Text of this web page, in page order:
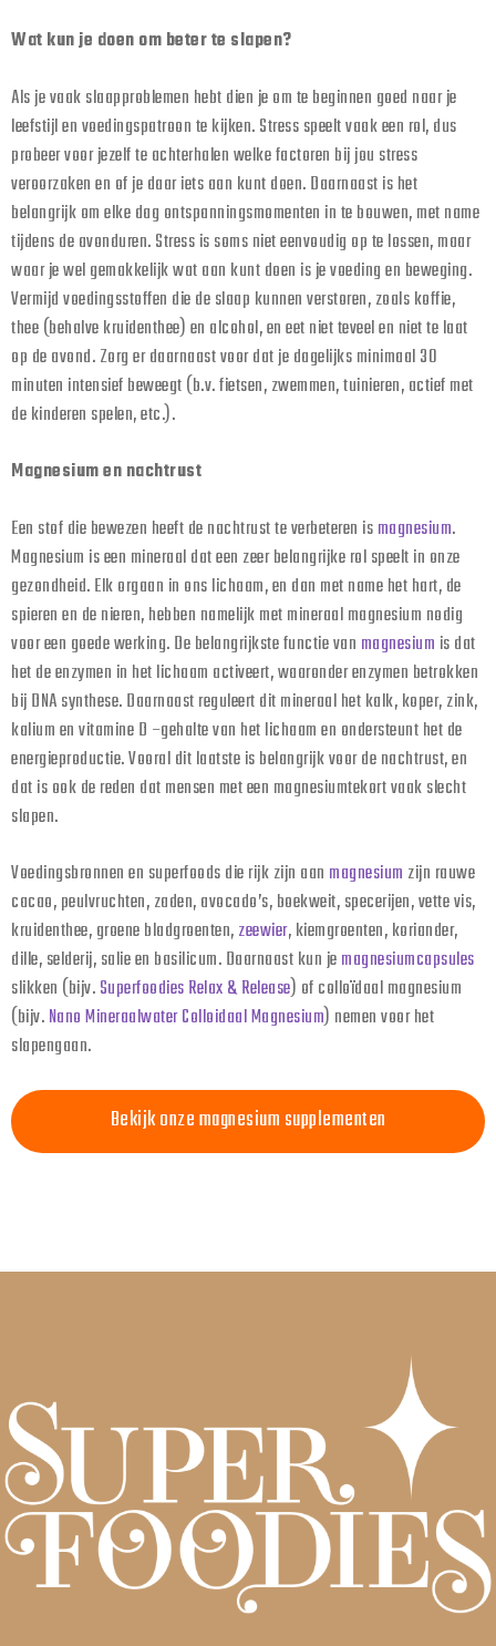
Wat kun je doen om beter te slapen?
Als je vaak slaapproblemen hebt dien je om te beginnen goed naar je
leefstijl en voedingspatroon te kijken. Stress speelt vaak een rol, dus
probeer voor jezelf te achterhalen welke factoren bij jou stress
veroorzaken en of je daar iets aan kunt doen. Daarnaast is het
belangrijk om elke dag ontspanningsmomenten in te bouwen, met name
tijdens de avonduren. Stress is soms niet eenvoudig op te lossen, maar
waar je wel gemakkelijk wat aan kunt doen is je voeding en beweging.
Vermijd voedingsstoffen die de slaap kunnen verstoren, zoals koffie,
thee (behalve kruidenthee) en alcohol, en eet niet teveel en niet te laat
op de avond. Zorg er daarnaast voor dat je dagelijks minimaal 30
minuten intensief beweegt (b.v. fietsen, zwemmen, tuinieren, actief met
de kinderen spelen, etc.).
Magnesium en nachtrust
Een stof die bewezen heeft de nachtrust te verbeteren ismagnesium.
Magnesium is een mineraal dat een zeer belangrijke rol speelt in onze
gezondheid. Elk orgaan in ons lichaam, en dan met name het hart, de
spieren en de nieren, hebben namelijk met mineraal magnesium nodig
voor een goede werking. De belangrijkste functie van magnesium is dat
het de enzymen in het lichaam activeert, waaronder enzymen betrokken
bij DNA synthese. Daarnaast reguleert dit mineraal het kalk, koper, zink,
kalium en vitamine D –gehalte van het lichaam en ondersteunt het de
energieproductie. Vooral dit laatste is belangrijk voor de nachtrust, en
dat is ook de reden dat mensen met een magnesiumtekort vaak slecht
slapen.
Voedingsbronnen en superfoods die rijk zijn aan magnesium zijn rauwe
cacao, peulvruchten, zaden, avocado’s, boekweit, specerijen, vette vis,
kruidenthee, groene bladgroenten,zeewier, kiemgroenten, koriander,
dille, selderij, salie en basilicum. Daarnaast kun jemagnesiumcapsules
slikken (bijv.Superfoodies Relax & Release) of colloïdaal magnesium
(bijv.Nano Mineraalwater Colloidaal Magnesium) nemen voor het
slapengaan.
Bekijk onze magnesium supplementen